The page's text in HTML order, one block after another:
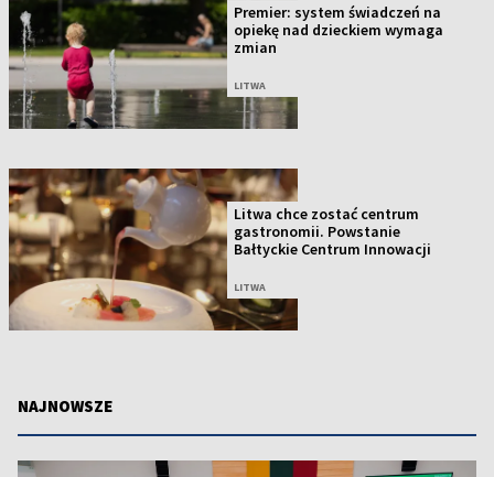
Premier: system świadczeń na
opiekę nad dzieckiem wymaga
zmian
LITWA
Litwa chce zostać centrum
gastronomii. Powstanie
Bałtyckie Centrum Innowacji
LITWA
NAJNOWSZE